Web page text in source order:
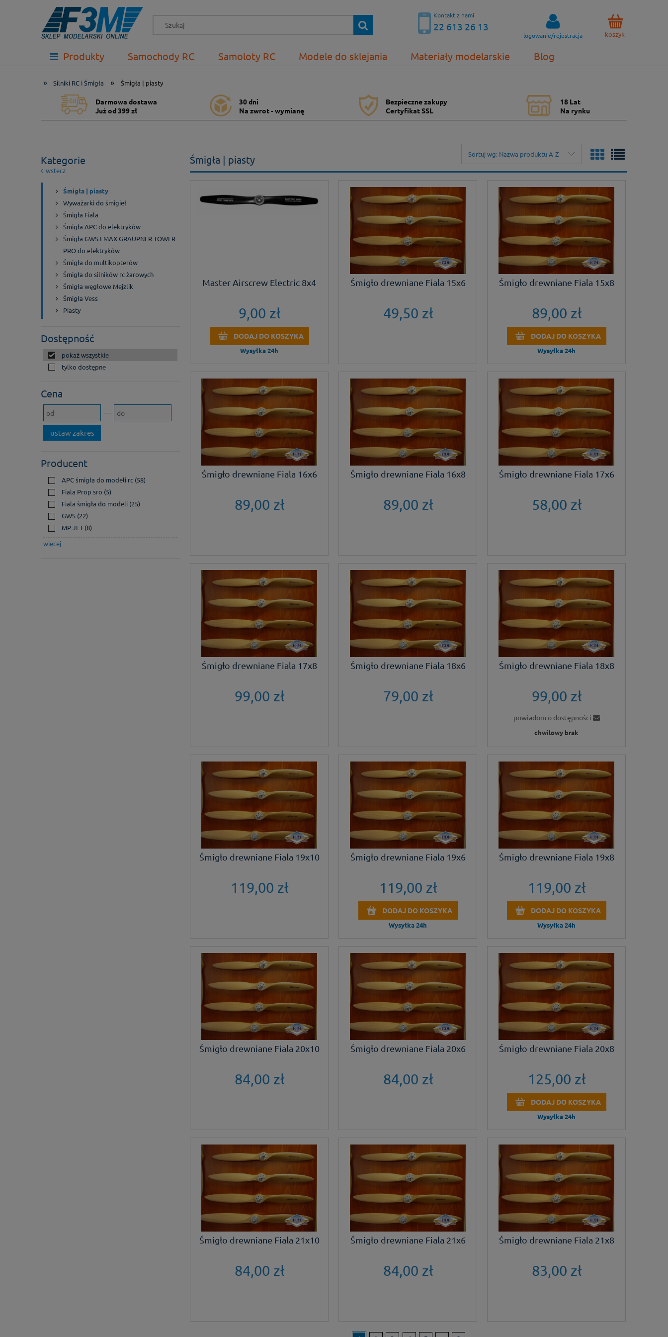
koszyk
logowanie/rejestracja
Kontakt z nami
22 613 26 13
Produkty Samochody RC Samoloty RC Modele do sklejania Materiały modelarskie Blog
Prezenty
» Silniki RC i Śmigła » Śmigła | piasty
Darmowa dostawa
Już od 399 zł
30 dni
Na zwrot - wymianę
Bezpieczne zakupy
Certyfikat SSL
18 Lat
Na rynku
Kategorie
wstecz
Śmigła | piasty
Wyważarki do śmigieł
Śmigła Fiala
Śmigła APC do elektryków
Śmigła GWS EMAX GRAUPNER TOWER
PRO do elektryków
Śmigła do multikopterów
Śmigła do silników rc żarowych
Śmigła węglowe Mejzlik
Śmigła Vess
Piasty
Dostępność
pokaż wszystkie
tylko dostępne
Cena
ustaw zakres
Producent
APC śmigła do modeli rc (58)
Fiala Prop sro (5)
Fiala śmigła do modeli (25)
GWS (22)
MP JET (8)
więcej
Śmigła | piasty Sortuj wg: Nazwa produktu A-Z
Master Airscrew Electric 8x4
9,00 zł
DODAJ DO KOSZYKA
Wysyłka 24h
Śmigło drewniane Fiala 15x6
49,50 zł
Śmigło drewniane Fiala 15x8
89,00 zł
DODAJ DO KOSZYKA
Wysyłka 24h
Śmigło drewniane Fiala 16x6
89,00 zł
Śmigło drewniane Fiala 16x8
89,00 zł
Śmigło drewniane Fiala 17x6
58,00 zł
Śmigło drewniane Fiala 17x8
99,00 zł
Śmigło drewniane Fiala 18x6
79,00 zł
Śmigło drewniane Fiala 18x8
99,00 zł
powiadom o dostępności
chwilowy brak
Śmigło drewniane Fiala 19x10
119,00 zł
Śmigło drewniane Fiala 19x6
119,00 zł
DODAJ DO KOSZYKA
Wysyłka 24h
Śmigło drewniane Fiala 19x8
119,00 zł
DODAJ DO KOSZYKA
Wysyłka 24h
Śmigło drewniane Fiala 20x10
84,00 zł
Śmigło drewniane Fiala 20x6
84,00 zł
Śmigło drewniane Fiala 20x8
125,00 zł
DODAJ DO KOSZYKA
Wysyłka 24h
Śmigło drewniane Fiala 21x10
84,00 zł
Śmigło drewniane Fiala 21x6
84,00 zł
Śmigło drewniane Fiala 21x8
83,00 zł